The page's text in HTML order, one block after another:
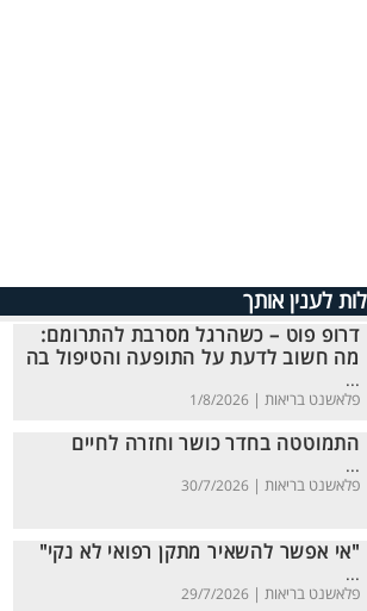
לענין אותך
דרופ פוט – כשהרגל מסרבת להתרומם:
מה חשוב לדעת על התופעה והטיפול בה
...
פלאשנט בריאות | 1/8/2026
התמוטטה בחדר כושר וחזרה לחיים
...
פלאשנט בריאות | 30/7/2026
"אי אפשר להשאיר מתקן רפואי לא נקי"
...
פלאשנט בריאות | 29/7/2026